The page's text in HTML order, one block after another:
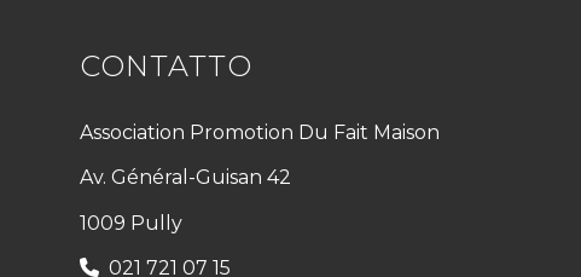
CONTATTO
Association Promotion Du Fait Maison
Av. Général-Guisan 42
1009 Pully
021 721 07 15